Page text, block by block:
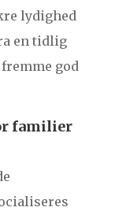
lydighed
en tidlig
god
familier